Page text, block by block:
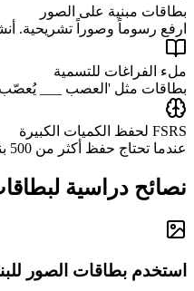
بطاقات مبنية على الصور
ارفع رسوماً وصوراً تشريحية.
ملء الفراغات للتسمية
بطاقات مثل 'العصب ___ يُعصّب
FSRS لحفظ الكميات الكبيرة
عندما تحتاج حفظ أكثر من 500 بنية، الكفاءة مهمة. يضمن FSRS أنك تقضي وقت الدراسة على ما أنت على وشك نسيانه، وليس ما تعرفه بالفعل.
نصائح دراسية
استخدم بطاقات الصور